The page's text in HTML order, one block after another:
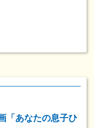
「あなたの息子ひ